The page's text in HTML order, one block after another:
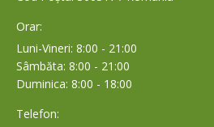
Orar:
Luni-Vineri: 8:00 - 21:00
Sâmbăta: 8:00 - 21:00
Duminica: 8:00 - 18:00
Telefon: